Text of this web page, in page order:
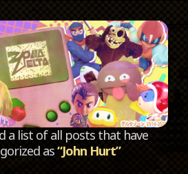
a list of all posts that have
as“John Hurt”